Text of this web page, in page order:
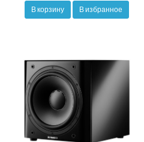
В корзину В избранное